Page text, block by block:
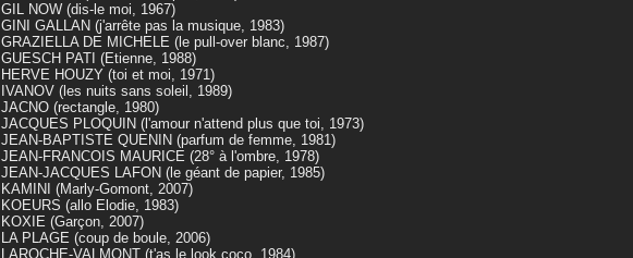
GIL NOW (dis-le moi, 1967)
GINI GALLAN (j'arrête pas la musique, 1983)
GRAZIELLA DE MICHELE (le pull-over blanc, 1987)
GUESCH PATI (Etienne, 1988)
HERVE HOUZY (toi et moi, 1971)
IVANOV (les nuits sans soleil, 1989)
JACNO (rectangle, 1980)
JACQUES PLOQUIN (l'amour n'attend plus que toi, 1973)
JEAN-BAPTISTE QUENIN (parfum de femme, 1981)
JEAN-FRANCOIS MAURICE (28° à l'ombre, 1978)
JEAN-JACQUES LAFON (le géant de papier, 1985)
KAMINI (Marly-Gomont, 2007)
KOEURS (allo Elodie, 1983)
KOXIE (Garçon, 2007)
LA PLAGE (coup de boule, 2006)
LAROCHE-VALMONT (t'as le look coco, 1984)